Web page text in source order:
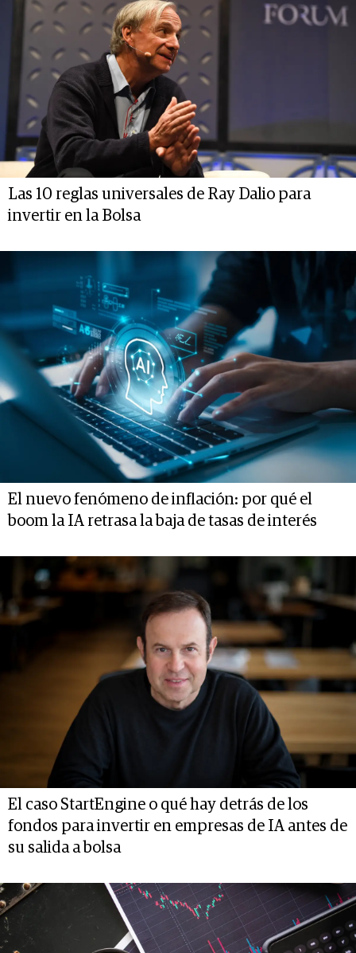
Las 10 reglas universales de Ray Dalio para
invertir en la Bolsa
El nuevo fenómeno de inflación: por qué el
boom la IA retrasa la baja de tasas de interés
El caso StartEngine o qué hay detrás de los
fondos para invertir en empresas de IA antes de
su salida a bolsa